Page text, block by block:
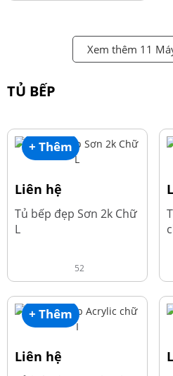
Xem thêm 11
TỦ BẾP
+ Thêm
Liên hệ
Tủ bếp đẹp Sơn 2k Chữ
L
52
+ Thêm
Liên hệ